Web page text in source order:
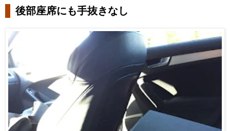
後部座席にも手抜きなし